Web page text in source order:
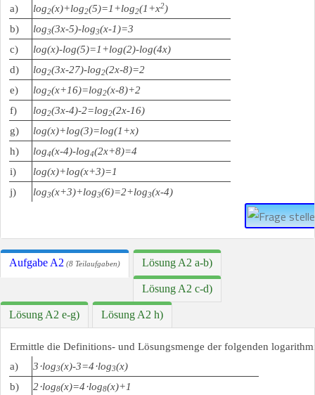
a)
log2(x)+log2(5)=1+log2(1+x2)
b)
log3(3x-5)-log3(x-1)=3
c)
log(x)-log(5)=1+log(2)-log(4x)
d)
log2(3x-27)-log2(2x-8)=2
e)
log2(x+16)=log2(x-8)+2
f)
log2(3x-4)-2=log2(2x-16)
g)
log(x)+log(3)=log(1+x)
h)
log4(x-4)-log4(2x+8)=4
i)
log(x)+log(x+3)=1
j)
log3(x+3)+log3(6)=2+log3(x-4)
Aufgabe A2 (8 Teilaufgaben) Lösung A2 a-b)
Lösung A2 c-d)
Lösung A2 e-g) Lösung A2 h)
Ermittle die Definitions- und Lösungsmenge der folgenden
a)
3⋅log3(x)-3=4⋅log3(x)
b)
2⋅log8(x)=4⋅log8(x)+1